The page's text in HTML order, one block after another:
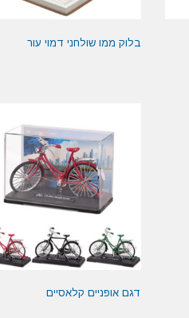
בלוק ממו שולחני דמוי עור
דגם אופניים קלאסיים